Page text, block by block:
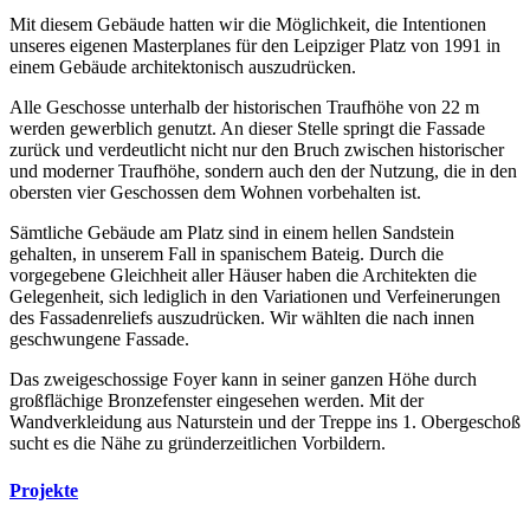
Mit diesem Gebäude hatten wir die Möglichkeit, die Intentionen
unseres eigenen Masterplanes für den Leipziger Platz von 1991 in
einem Gebäude architektonisch auszudrücken.
Alle Geschosse unterhalb der historischen Traufhöhe von 22 m
werden gewerblich genutzt. An dieser Stelle springt die Fassade
zurück und verdeutlicht nicht nur den Bruch zwischen historischer
und moderner Traufhöhe, sondern auch den der Nutzung, die in den
obersten vier Geschossen dem Wohnen vorbehalten ist.
Sämtliche Gebäude am Platz sind in einem hellen Sandstein
gehalten, in unserem Fall in spanischem Bateig. Durch die
vorgegebene Gleichheit aller Häuser haben die Architekten die
Gelegenheit, sich lediglich in den Variationen und Verfeinerungen
des Fassadenreliefs auszudrücken. Wir wählten die nach innen
geschwungene Fassade.
Das zweigeschossige Foyer kann in seiner ganzen Höhe durch
großflächige Bronzefenster eingesehen werden. Mit der
Wandverkleidung aus Naturstein und der Treppe ins 1. Obergeschoß
sucht es die Nähe zu gründerzeitlichen Vorbildern.
Projekte